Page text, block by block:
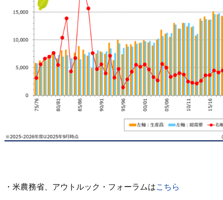
・米農務省、アウトルック・フォーラムはこちら